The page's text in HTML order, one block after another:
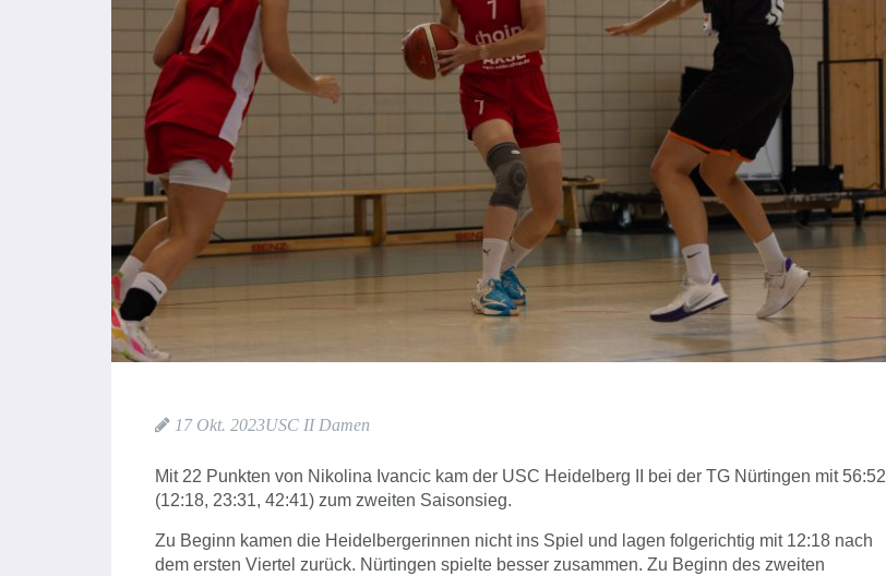
17 Okt. 2023USC II Damen
Mit 22 Punkten von Nikolina Ivancic kam der USC Heidelberg II bei der TG Nürtingen mit 56:52
(12:18, 23:31, 42:41) zum zweiten Saisonsieg.
Zu Beginn kamen die Heidelbergerinnen nicht ins Spiel und lagen folgerichtig mit 12:18 nach
dem ersten Viertel zurück. Nürtingen spielte besser zusammen. Zu Beginn des zweiten